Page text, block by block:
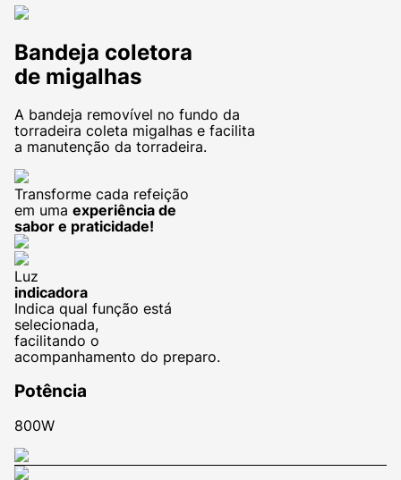
Bandeja coletora
de migalhas
A bandeja removível no fundo da
torradeira coleta migalhas e facilita
a manutenção da torradeira.
Transforme cada refeição
em uma experiência de
sabor e praticidade!
Luz
indicadora
Indica qual função está
selecionada,
facilitando o
acompanhamento do preparo.
Potência
800W